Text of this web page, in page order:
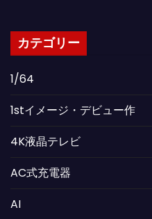
カテゴリー
1/64
1stイメージ・デビュー作
4K液晶テレビ
AC式充電器
AI